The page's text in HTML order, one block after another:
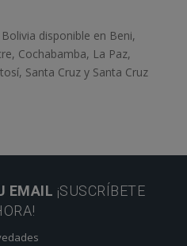
disponible en Beni,
Cochabamba, La Paz,
Santa Cruz y Santa Cruz
EMAIL ¡SUSCRÍBETE